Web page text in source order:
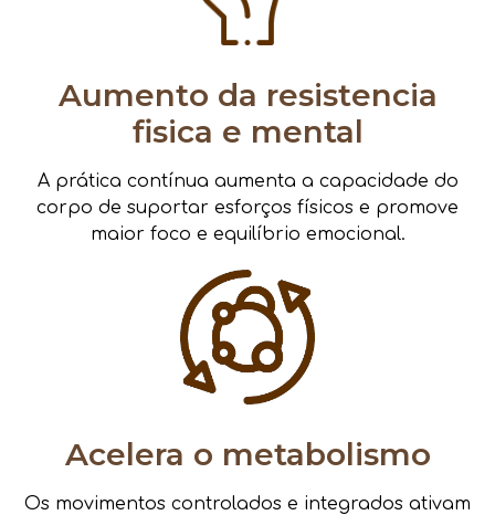
Aumento da resistencia
fisica e mental
A prática contínua aumenta a capacidade do
corpo de suportar esforços físicos e promove
maior foco e equilíbrio emocional.
Acelera o metabolismo
Os movimentos controlados e integrados ativam